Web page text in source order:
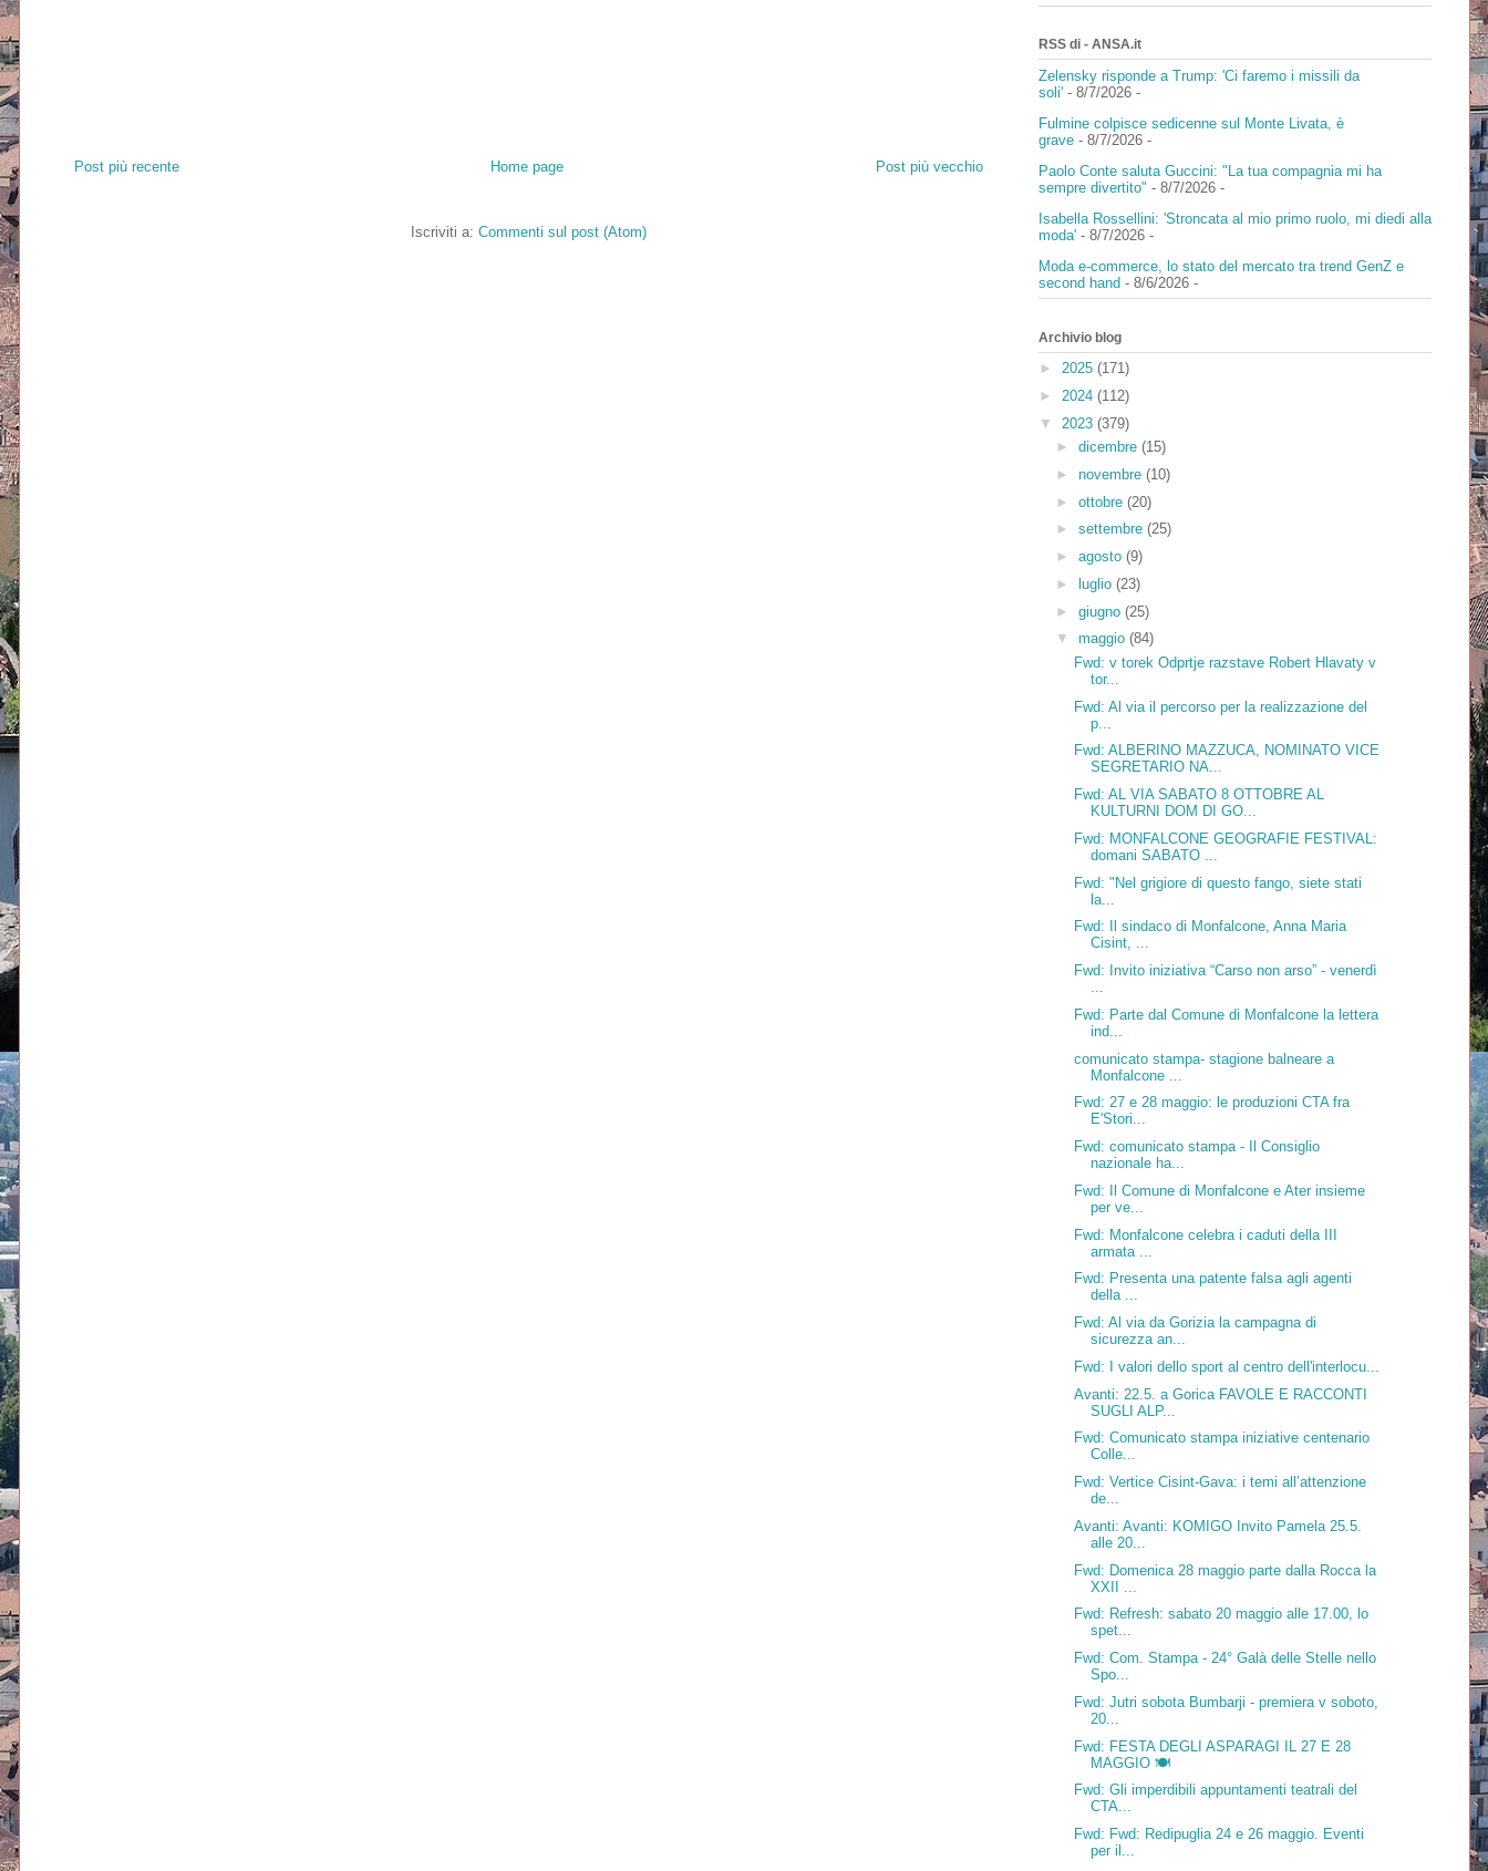
Post più recente Post più vecchio
Home page
Iscriviti a: Commenti sul post (Atom)
RSS di - ANSA.it
Zelensky risponde a Trump: 'Ci faremo i missili da
soli'- 8/7/2026-
Fulmine colpisce sedicenne sul Monte Livata, è
grave- 8/7/2026-
Paolo Conte saluta Guccini: "La tua compagnia mi ha
sempre divertito" - 8/7/2026-
Isabella Rossellini: 'Stroncata al mio primo ruolo, mi diedi alla
moda'- 8/7/2026-
Moda e-commerce, lo stato del mercato tra trend GenZ e
second hand - 8/6/2026-
Archivio blog
► 2025 (171)
► 2024 (112)
▼ 2023 (379)
►dicembre(15)
►novembre(10)
►ottobre(20)
►settembre(25)
►agosto(9)
►
luglio(23)
►giugno(25)
▼maggio(84)
Fwd: v torek Odprtje razstave Robert Hlavaty v
tor...
Fwd: Al via il percorso per la realizzazione del
p...
Fwd: ALBERINO MAZZUCA, NOMINATO VICE
SEGRETARIO NA...
Fwd: AL VIA SABATO 8 OTTOBRE AL
KULTURNI DOM DI GO...
Fwd: MONFALCONE GEOGRAFIE FESTIVAL:
domani SABATO ...
Fwd: "Nel grigiore di questo fango, siete stati
la...
Fwd: Il sindaco di Monfalcone, Anna Maria
Cisint, ...
Fwd: Invito iniziativa “Carso non arso” - venerdì
...
Fwd: Parte dal Comune di Monfalcone la lettera
ind...
comunicato stampa- stagione balneare a
Monfalcone ...
Fwd: 27 e 28 maggio: le produzioni CTA fra
E'Stori...
Fwd: comunicato stampa - Il Consiglio
nazionale ha...
Fwd: Il Comune di Monfalcone e Ater insieme
per ve...
Fwd: Monfalcone celebra i caduti della III
armata ...
Fwd: Presenta una patente falsa agli agenti
della ...
Fwd: Al via da Gorizia la campagna di
sicurezza an...
Fwd: I valori dello sport al centro dell'interlocu...
Avanti: 22.5. a Gorica FAVOLE E RACCONTI
SUGLI ALP...
Fwd: Comunicato stampa iniziative centenario
Colle...
Fwd: Vertice Cisint-Gava: i temi all’attenzione
de...
Avanti: Avanti: KOMIGO Invito Pamela 25.5.
alle 20...
Fwd: Domenica 28 maggio parte dalla Rocca la
XXII ...
Fwd: Refresh: sabato 20 maggio alle 17.00, lo
spet...
Fwd: Com. Stampa - 24° Galà delle Stelle nello
Spo...
Fwd: Jutri sobota Bumbarji - premiera v soboto,
20...
Fwd: FESTA DEGLI ASPARAGI IL 27 E 28
MAGGIO 🍽️
Fwd: Gli imperdibili appuntamenti teatrali del
CTA...
Fwd: Fwd: Redipuglia 24 e 26 maggio. Eventi
per il...